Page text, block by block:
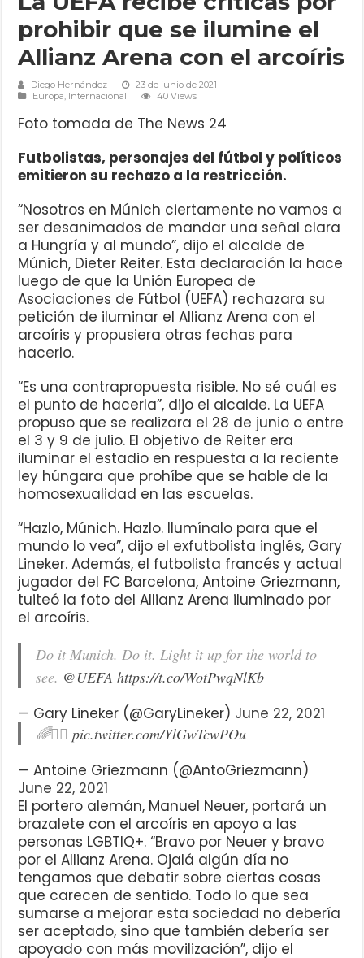
prohibir que se ilumine el
Allianz Arena con el arcoíris
Diego Hernández
23 de junio de 2021
Europa, Internacional 40 Views
Foto tomada de The News 24
Futbolistas, personajes del fútbol y políticos
emitieron su rechazo a la restricción.
“Nosotros en Múnich ciertamente no vamos a
ser desanimados de mandar una señal clara
a Hungría y al mundo”, dijo el alcalde de
Múnich, Dieter Reiter. Esta declaración la hace
luego de que la Unión Europea de
Asociaciones de Fútbol (UEFA) rechazara su
petición de iluminar el Allianz Arena con el
arcoíris y propusiera otras fechas para
hacerlo.
“Es una contrapropuesta risible. No sé cuál es
el punto de hacerla”, dijo el alcalde. La UEFA
propuso que se realizara el 28 de junio o entre
el 3 y 9 de julio. El objetivo de Reiter era
iluminar el estadio en respuesta a la reciente
ley húngara que prohíbe que se hable de la
homosexualidad en las escuelas.
“Hazlo, Múnich. Hazlo. Ilumínalo para que el
mundo lo vea”, dijo el exfutbolista inglés, Gary
Lineker. Además, el futbolista francés y actual
jugador del FC Barcelona, Antoine Griezmann,
tuiteó la foto del Allianz Arena iluminado por
el arcoíris.
Do it Munich. Do it. Light it up for the world to
see. @UEFA https://t.co/WotPwqNlKb
— Gary Lineker (@GaryLineker) June 22, 2021
🌈✊🏼pic.twitter.com/YlGwTcwPOu
— Antoine Griezmann (@AntoGriezmann)
June 22, 2021
El portero alemán, Manuel Neuer, portará un
brazalete con el arcoíris en apoyo a las
personas LGBTIQ+. “Bravo por Neuer y bravo
por el Allianz Arena. Ojalá algún día no
tengamos que debatir sobre ciertas cosas
que carecen de sentido. Todo lo que sea
sumarse a mejorar esta sociedad no debería
ser aceptado, sino que también debería ser
apoyado con más movilización”, dijo el